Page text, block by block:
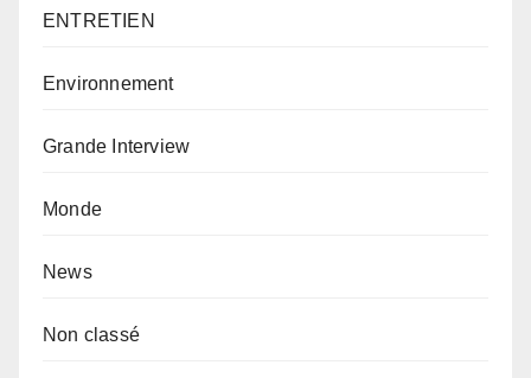
ENTRETIEN
Environnement
Grande Interview
Monde
News
Non classé